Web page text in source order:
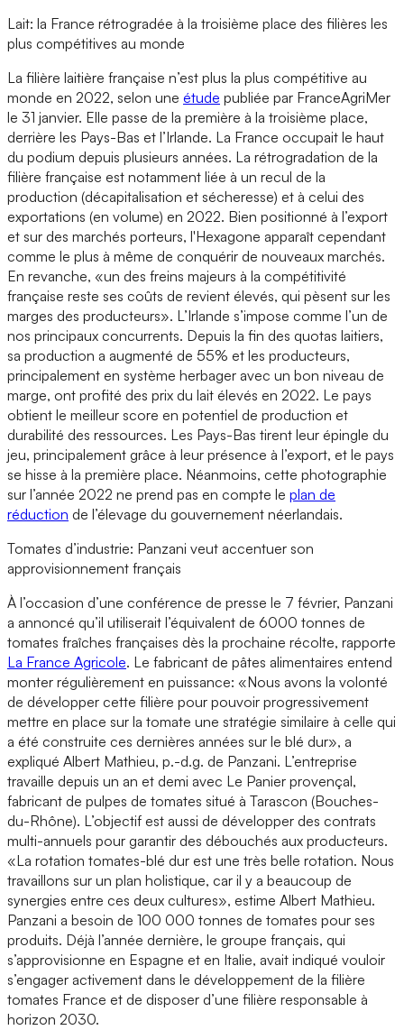
Lait: la France rétrogradée à la troisième place des filières les
plus compétitives au monde
La filière laitière française n’est plus la plus compétitive au
monde en 2022, selon une étude publiée par FranceAgriMer
le 31 janvier. Elle passe de la première à la troisième place,
derrière les Pays-Bas et l’Irlande. La France occupait le haut
du podium depuis plusieurs années. La rétrogradation de la
filière française est notamment liée à un recul de la
production (décapitalisation et sécheresse) et à celui des
exportations (en volume) en 2022. Bien positionné à l’export
et sur des marchés porteurs, l'Hexagone apparaît cependant
comme le plus à même de conquérir de nouveaux marchés.
En revanche, «un des freins majeurs à la compétitivité
française reste ses coûts de revient élevés, qui pèsent sur les
marges des producteurs». L’Irlande s’impose comme l’un de
nos principaux concurrents. Depuis la fin des quotas laitiers,
sa production a augmenté de 55% et les producteurs,
principalement en système herbager avec un bon niveau de
marge, ont profité des prix du lait élevés en 2022. Le pays
obtient le meilleur score en potentiel de production et
durabilité des ressources. Les Pays-Bas tirent leur épingle du
jeu, principalement grâce à leur présence à l’export, et le pays
se hisse à la première place. Néanmoins, cette photographie
sur l’année 2022 ne prend pas en compte le plan de
réduction de l’élevage du gouvernement néerlandais.
Tomates d’industrie: Panzani veut accentuer son
approvisionnement français
À l’occasion d’une conférence de presse le 7 février, Panzani
a annoncé qu’il utiliserait l’équivalent de 6000 tonnes de
tomates fraîches françaises dès la prochaine récolte, rapporte
La France Agricole. Le fabricant de pâtes alimentaires entend
monter régulièrement en puissance: «Nous avons la volonté
de développer cette filière pour pouvoir progressivement
mettre en place sur la tomate une stratégie similaire à celle qui
a été construite ces dernières années sur le blé dur», a
expliqué Albert Mathieu, p.-d.g. de Panzani. L’entreprise
travaille depuis un an et demi avec Le Panier provençal,
fabricant de pulpes de tomates situé à Tarascon (Bouches-
du-Rhône). L’objectif est aussi de développer des contrats
multi-annuels pour garantir des débouchés aux producteurs.
«La rotation tomates-blé dur est une très belle rotation. Nous
travaillons sur un plan holistique, car il y a beaucoup de
synergies entre ces deux cultures», estime Albert Mathieu.
Panzani a besoin de 100 000 tonnes de tomates pour ses
produits. Déjà l’année dernière, le groupe français, qui
s’approvisionne en Espagne et en Italie, avait indiqué vouloir
s’engager activement dans le développement de la filière
tomates France et de disposer d’une filière responsable à
horizon 2030.